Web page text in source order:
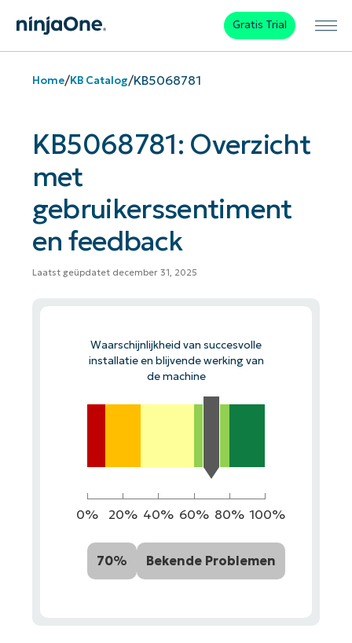
Gratis Trial
Home/KB Catalog/KB5068781
KB5068781: Overzicht
met
gebruikerssentiment
en feedback
Laatst geüpdatet december 31, 2025
Waarschijnlijkheid van succesvolle
installatie en blijvende werking van
de machine
0% 20% 40% 60% 80% 100%
70% Bekende Problemen